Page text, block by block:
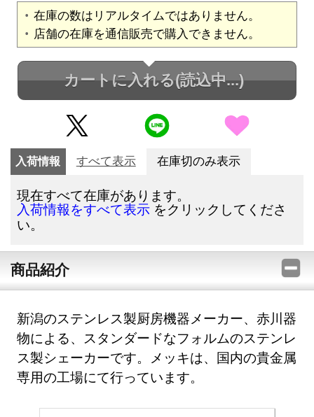
在庫の数はリアルタイムではありません。
店舗の在庫を通信販売で購入できません。
カートに入れる(読込中...)
入荷情報 すべて表示 在庫切のみ表示
現在すべて在庫があります。
入荷情報をすべて表示 をクリックしてくださ
い。
商品紹介
新潟のステンレス製厨房機器メーカー、赤川器
物による、スタンダードなフォルムのステンレ
ス製シェーカーです。メッキは、国内の貴金属
専用の工場にて行っています。